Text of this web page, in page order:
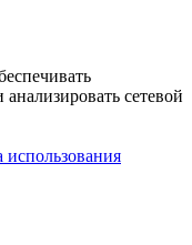
сетевой
использования